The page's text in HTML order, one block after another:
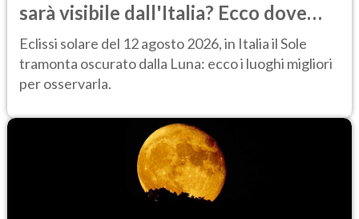
sarà visibile dall'Italia? Ecco dove
ammirarla al tramonto
Eclissi solare del 12 agosto 2026, in Italia il Sole
tramonta oscurato dalla Luna: ecco i luoghi migliori
per osservarla.